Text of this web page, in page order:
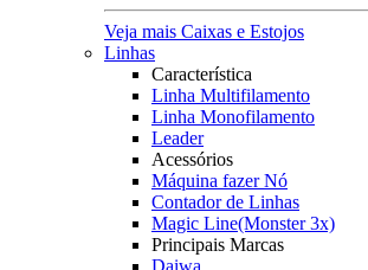
Veja mais Caixas e Estojos
Linhas
Característica
Linha Multifilamento
Linha Monofilamento
Leader
Acessórios
Máquina fazer Nó
Contador de Linhas
Magic Line(Monster 3x)
Principais Marcas
Daiwa